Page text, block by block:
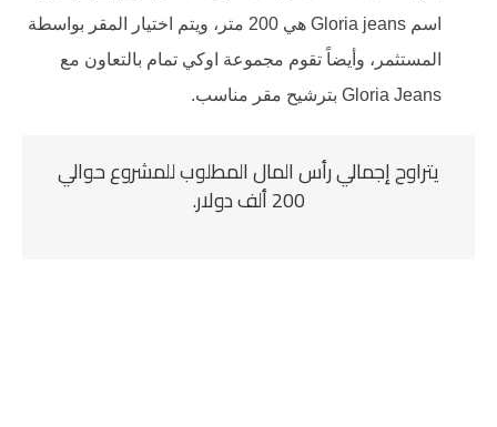
اسم Gloria jeans هي 200 متر، ويتم اختيار المقر بواسطة
المستثمر، وأيضاً تقوم مجموعة اوكي تمام بالتعاون مع
Gloria Jeans بترشيح مقر مناسب.
يتراوح إجمالي رأس المال المطلوب للمشروع حوالي
200 ألف دولار.